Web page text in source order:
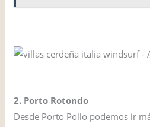
2. Porto Rotondo
Desde Porto Pollo podemos ir